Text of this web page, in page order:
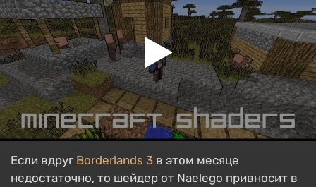
Если вдруг Borderlands 3 в этом месяце
недостаточно, то шейдер от Naelego привносит в